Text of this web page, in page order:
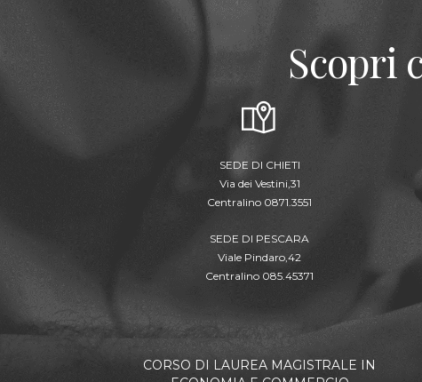
Scopri
SEDE DI CHIETI
Via dei Vestini,31
Centralino 0871.3551
SEDE DI PESCARA
Viale Pindaro,42
Centralino 085.45371
CORSO DI LAUREA MAGISTRALE IN